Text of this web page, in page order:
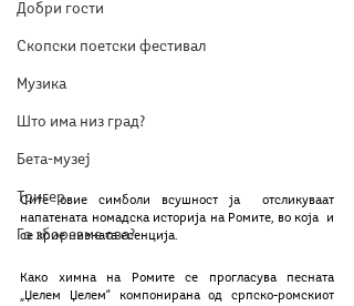
Добри гости
Скопски поетски фестивал
Музика
Што има низ град?
Бета-музеј
Тригер
Го зборевме ова?
Сите овие симболи всушност ја  отсликуваат
напатената номадска историја на Ромите, во која  и
се крие нивната есенција.
Како химна на Ромите се прогласува песната
„Џелем Џелем“ компонирана од српско-ромскиот